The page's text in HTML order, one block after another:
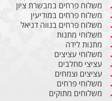
משלוח פרחים במבשרת ציון
משלוח פרחים במודיעין
משלוח פרחים בנווה דניאל
משלוחי מתנות
מתנות לידה
משלוחי עציצים
עציצי סחלבים
עציצים וצמחים
משלוחי פרחים
משלוחים מתוקים